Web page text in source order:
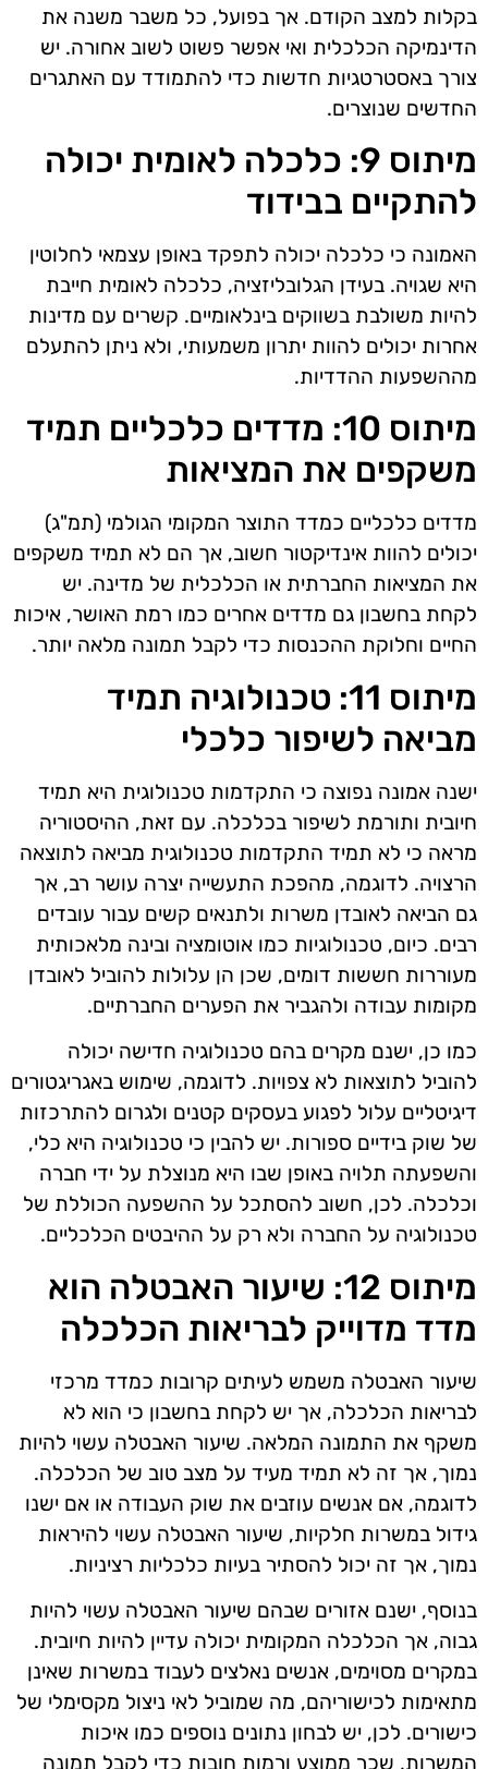
בקלות למצב הקודם. אך בפועל, כל משבר משנה את
הדינמיקה הכלכלית ואי אפשר פשוט לשוב אחורה. יש
צורך באסטרטגיות חדשות כדי להתמודד עם האתגרים
החדשים שנוצרים.
מיתוס 9: כלכלה לאומית יכולה
להתקיים בבידוד
האמונה כי כלכלה יכולה לתפקד באופן עצמאי לחלוטין
היא שגויה. בעידן הגלובליזציה, כלכלה לאומית חייבת
להיות משולבת בשווקים בינלאומיים. קשרים עם מדינות
אחרות יכולים להוות יתרון משמעותי, ולא ניתן להתעלם
מההשפעות ההדדיות.
מיתוס 10: מדדים כלכליים תמיד
משקפים את המציאות
מדדים כלכליים כמדד התוצר המקומי הגולמי (תמ"ג)
יכולים להוות אינדיקטור חשוב, אך הם לא תמיד משקפים
את המציאות החברתית או הכלכלית של מדינה. יש
לקחת בחשבון גם מדדים אחרים כמו רמת האושר, איכות
החיים וחלוקת ההכנסות כדי לקבל תמונה מלאה יותר.
מיתוס 11: טכנולוגיה תמיד
מביאה לשיפור כלכלי
ישנה אמונה נפוצה כי התקדמות טכנולוגית היא תמיד
חיובית ותורמת לשיפור בכלכלה. עם זאת, ההיסטוריה
מראה כי לא תמיד התקדמות טכנולוגית מביאה לתוצאה
הרצויה. לדוגמה, מהפכת התעשייה יצרה עושר רב, אך
גם הביאה לאובדן משרות ולתנאים קשים עבור עובדים
רבים. כיום, טכנולוגיות כמו אוטומציה ובינה מלאכותית
מעוררות חששות דומים, שכן הן עלולות להוביל לאובדן
מקומות עבודה ולהגביר את הפערים החברתיים.
כמו כן, ישנם מקרים בהם טכנולוגיה חדישה יכולה
להוביל לתוצאות לא צפויות. לדוגמה, שימוש באגריגטורים
דיגיטליים עלול לפגוע בעסקים קטנים ולגרום להתרכזות
של שוק בידיים ספורות. יש להבין כי טכנולוגיה היא כלי,
והשפעתה תלויה באופן שבו היא מנוצלת על ידי חברה
וכלכלה. לכן, חשוב להסתכל על ההשפעה הכוללת של
טכנולוגיה על החברה ולא רק על ההיבטים הכלכליים.
מיתוס 12: שיעור האבטלה הוא
מדד מדוייק לבריאות הכלכלה
שיעור האבטלה משמש לעיתים קרובות כמדד מרכזי
לבריאות הכלכלה, אך יש לקחת בחשבון כי הוא לא
משקף את התמונה המלאה. שיעור האבטלה עשוי להיות
נמוך, אך זה לא תמיד מעיד על מצב טוב של הכלכלה.
לדוגמה, אם אנשים עוזבים את שוק העבודה או אם ישנו
גידול במשרות חלקיות, שיעור האבטלה עשוי להיראות
נמוך, אך זה יכול להסתיר בעיות כלכליות רציניות.
בנוסף, ישנם אזורים שבהם שיעור האבטלה עשוי להיות
גבוה, אך הכלכלה המקומית יכולה עדיין להיות חיובית.
במקרים מסוימים, אנשים נאלצים לעבוד במשרות שאינן
מתאימות לכישוריהם, מה שמוביל לאי ניצול מקסימלי של
כישורים. לכן, יש לבחון נתונים נוספים כמו איכות
המשרות, שכר ממוצע ורמות חובות כדי לקבל תמונה